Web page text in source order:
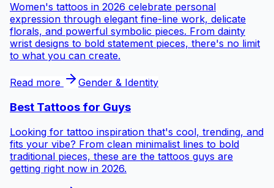
Women's tattoos in 2026 celebrate personal
expression through elegant fine-line work, delicate
florals, and powerful symbolic pieces. From dainty
wrist designs to bold statement pieces, there's no limit
to what you can create.
Read more Gender & Identity
Best Tattoos for Guys
Looking for tattoo inspiration that's cool, trending, and
fits your vibe? From clean minimalist lines to bold
traditional pieces, these are the tattoos guys are
getting right now in 2026.